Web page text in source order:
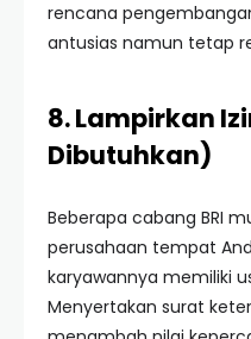
rencana
antusias namun tetap
8. Lampirkan
Dibutuhkan)
Beberapa cabang BRI
perusahaan tempat
karyawannya memiliki
Menyertakan surat